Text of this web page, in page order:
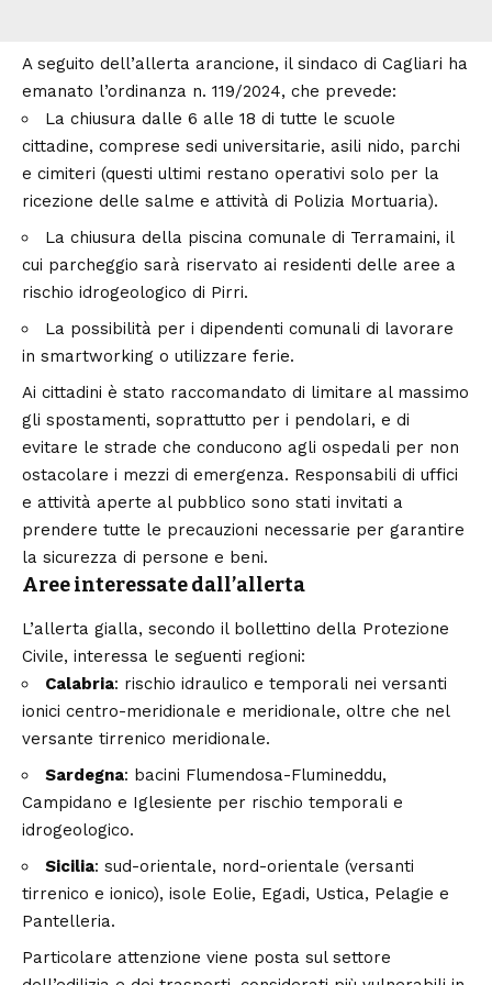
A seguito dell’allerta arancione, il sindaco di Cagliari ha
emanato l’ordinanza n. 119/2024, che prevede:
La chiusura dalle 6 alle 18 di tutte le scuole
cittadine, comprese sedi universitarie, asili nido, parchi
e cimiteri (questi ultimi restano operativi solo per la
ricezione delle salme e attività di Polizia Mortuaria).
La chiusura della piscina comunale di Terramaini, il
cui parcheggio sarà riservato ai residenti delle aree a
rischio idrogeologico di Pirri.
La possibilità per i dipendenti comunali di lavorare
in smartworking o utilizzare ferie.
Ai cittadini è stato raccomandato di limitare al massimo
gli spostamenti, soprattutto per i pendolari, e di
evitare le strade che conducono agli ospedali per non
ostacolare i mezzi di emergenza. Responsabili di uffici
e attività aperte al pubblico sono stati invitati a
prendere tutte le precauzioni necessarie per garantire
la sicurezza di persone e beni.
Aree interessate dall’allerta
L’allerta gialla, secondo il bollettino della Protezione
Civile, interessa le seguenti regioni:
Calabria: rischio idraulico e temporali nei versanti
ionici centro-meridionale e meridionale, oltre che nel
versante tirrenico meridionale.
Sardegna: bacini Flumendosa-Flumineddu,
Campidano e Iglesiente per rischio temporali e
idrogeologico.
Sicilia: sud-orientale, nord-orientale (versanti
tirrenico e ionico), isole Eolie, Egadi, Ustica, Pelagie e
Pantelleria.
Particolare attenzione viene posta sul settore